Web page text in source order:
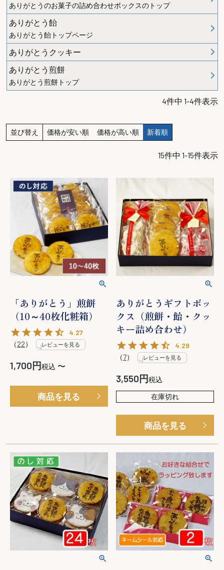
ありがとうのお菓子の詰め合わせボックスのトップ
ありがとう飴
ありがとう飴トップページ
ありがとうクッキー
ありがとう煎餅
ありがとう煎餅トップ
4件中 1-4件表示
並び替え 価格が安い順 価格が高い順 新着順
15件中 1-15件表示
「ありがとう」煎餅
（10～40枚化粧箱）
4.27
（22） レビューを見る
1,700 税込 〜
商品を見る
ありがとうギフトボッ
クス（煎餅・飴・クッ
キー詰め合わせ）
4.29
（7） レビューを見る
3,550
税込
在庫切れ
商品を見る